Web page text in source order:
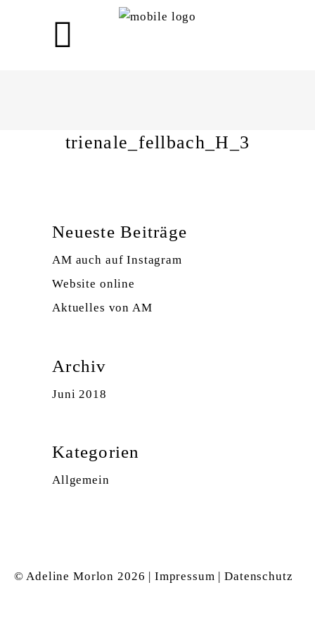
trienale_fellbach_H_3
Neueste Beiträge
AM auch auf Instagram
Website online
Aktuelles von AM
Archiv
Juni 2018
Kategorien
Allgemein
© Adeline Morlon 2026 | Impressum |Datenschutz